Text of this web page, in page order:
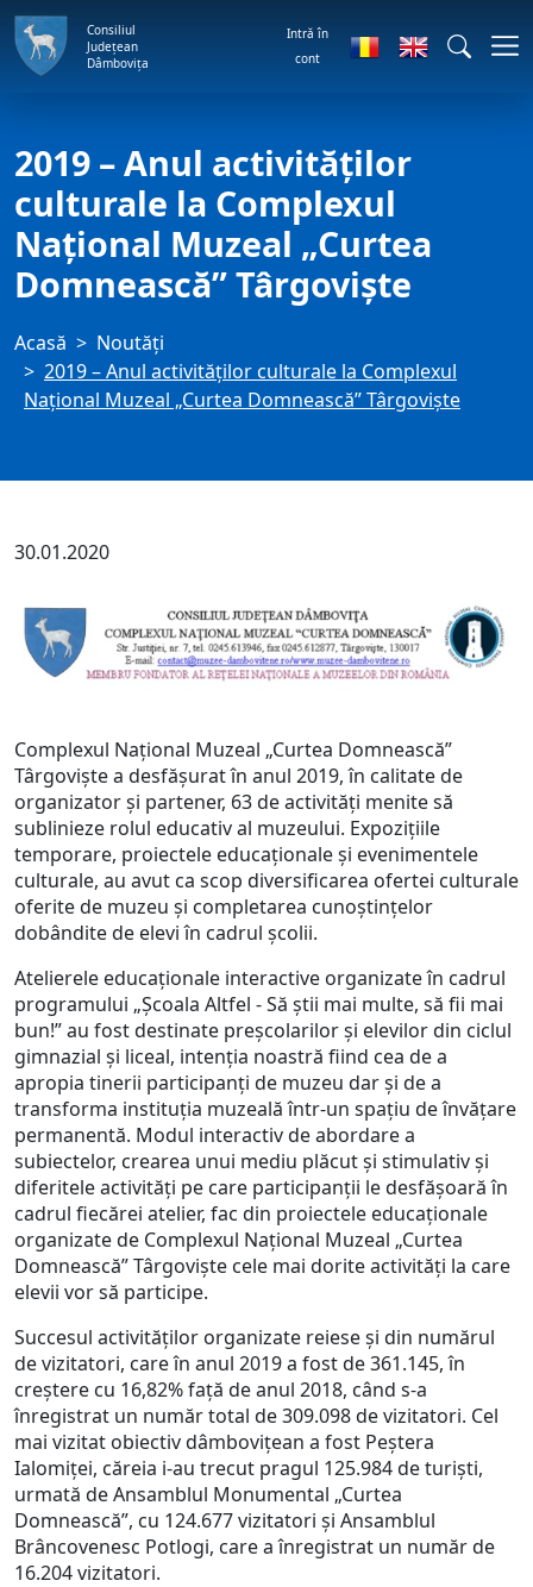
Consiliul
Județean
Dâmbovița
Intră în
cont
2019 – Anul activităţilor
culturale la Complexul
Național Muzeal „Curtea
Domnească” Târgoviște
Acasă
Noutăți
2019 – Anul activităţilor culturale la Complexul
Național Muzeal „Curtea Domnească” Târgoviște
30.01.2020
Complexul Național Muzeal „Curtea Domnească”
Târgoviște a desfăşurat în anul 2019, în calitate de
organizator şi partener, 63 de activităţi menite să
sublinieze rolul educativ al muzeului. Expoziţiile
temporare, proiectele educaţionale şi evenimentele
culturale, au avut ca scop diversificarea ofertei culturale
oferite de muzeu şi completarea cunoștințelor
dobândite de elevi în cadrul școlii.
Atelierele educaţionale interactive organizate în cadrul
programului „Şcoala Altfel - Să ştii mai multe, să fii mai
bun!” au fost destinate preşcolarilor şi elevilor din ciclul
gimnazial şi liceal, intenția noastră fiind cea de a
apropia tinerii participanţi de muzeu dar şi de a
transforma instituția muzeală într-un spațiu de învățare
permanentă. Modul interactiv de abordare a
subiectelor, crearea unui mediu plăcut și stimulativ şi
diferitele activități pe care participanţii le desfășoară în
cadrul fiecărei atelier, fac din proiectele educaţionale
organizate de Complexul Național Muzeal „Curtea
Domnească” Târgoviște cele mai dorite activităţi la care
elevii vor să participe.
Succesul activităţilor organizate reiese şi din numărul
de vizitatori, care în anul 2019 a fost de 361.145, în
creştere cu 16,82% față de anul 2018, când s-a
înregistrat un număr total de 309.098 de vizitatori. Cel
mai vizitat obiectiv dâmbovițean a fost Peștera
Ialomiței, căreia i-au trecut pragul 125.984 de turiști,
urmată de Ansamblul Monumental „Curtea
Domnească”, cu 124.677 vizitatori și Ansamblul
Brâncovenesc Potlogi, care a înregistrat un număr de
16.204 vizitatori.